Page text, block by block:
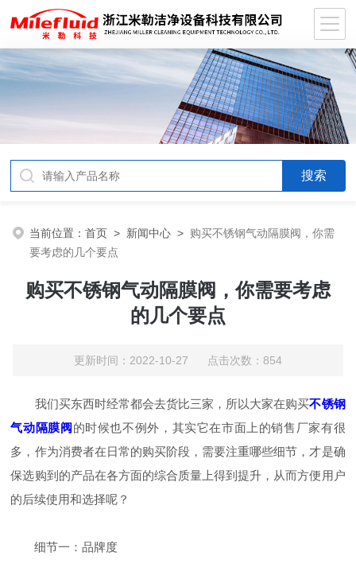
当前位置：首页 > 新闻中心 > 购买不锈钢气动隔膜阀，你需
要考虑的几个要点
购买不锈钢气动隔膜阀，你需要考虑
的几个要点
更新时间：2022-10-27 点击次数：854
我们买东西时经常都会去货比三家，所以大家在购买不锈钢
气动隔膜阀的时候也不例外，其实它在市面上的销售厂家有很
多，作为消费者在日常的购买阶段，需要注重哪些细节，才是确
保选购到的产品在各方面的综合质量上得到提升，从而方便用户
的后续使用和选择呢？
细节一：品牌度